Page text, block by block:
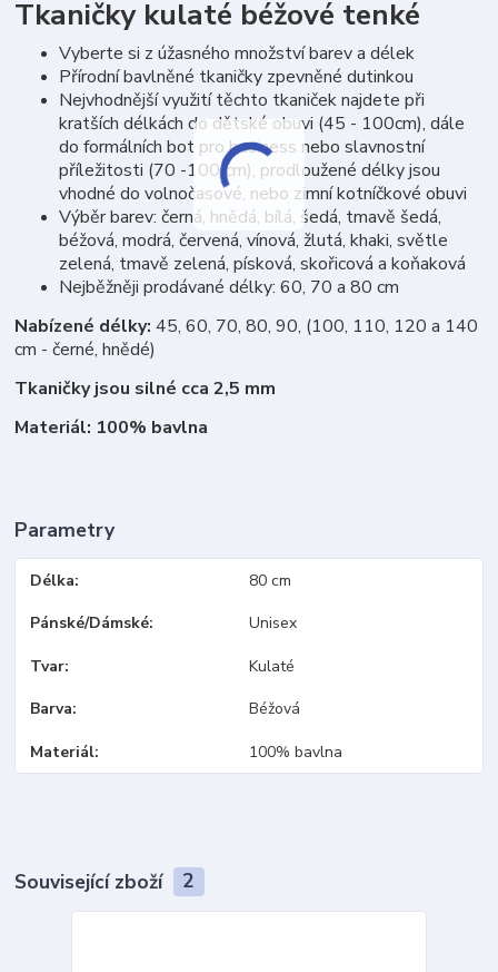
Tkaničky kulaté béžové tenké
Vyberte si z úžasného množství barev a délek
Přírodní bavlněné tkaničky zpevněné dutinkou
Nejvhodnější využití těchto tkaniček najdete při
kratších délkách do dětské obuvi (45 - 100cm), dále
do formálních bot pro business nebo slavnostní
příležitosti (70 -100 cm), prodloužené délky jsou
vhodné do volnočasové, nebo zimní kotníčkové obuvi
Výběr barev: černá, hnědá, bílá, šedá, tmavě šedá,
béžová, modrá, červená, vínová, žlutá, khaki, světle
zelená, tmavě zelená, písková, skořicová a koňaková
Nejběžněji prodávané délky: 60, 70 a 80 cm
Nabízené délky: 45, 60, 70, 80, 90, (100, 110, 120 a 140
cm - černé, hnědé)
Tkaničky jsou silné cca 2,5 mm
Materiál: 100% bavlna
Parametry
Délka 80 cm
Pánské/Dámské Unisex
Tvar Kulaté
Barva Béžová
Materiál 100% bavlna
Související zboží 2